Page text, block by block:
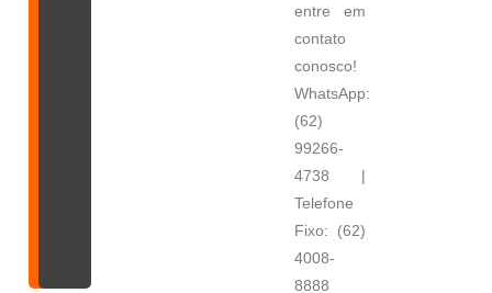
entre em
contato
conosco!
WhatsApp:
(62)
99266-
4738 |
Telefone
Fixo: (62)
4008-
8888